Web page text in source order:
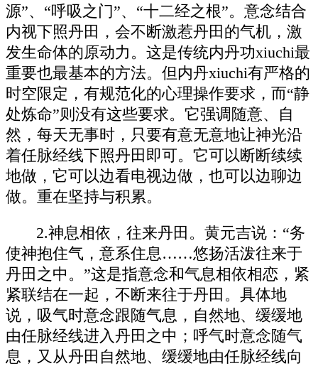
源”、“呼吸之门”、“十二经之根”。意念结合
内视下照丹田，会不断激惹丹田的气机，激
发生命体的原动力。这是传统内丹功xiuchi最
重要也最基本的方法。但内丹xiuchi有严格的
时空限定，有规范化的心理操作要求，而“静
处炼命”则没有这些要求。它强调随意、自
然，每天无事时，只要有意无意地让神光沿
着任脉经线下照丹田即可。它可以断断续续
地做，它可以边看电视边做，也可以边聊边
做。重在坚持与积累。
2.神息相依，往来丹田。黄元吉说：“务
使神抱住气，意系住息……悠扬活泼往来于
丹田之中。”这是指意念和气息相依相恋，紧
紧联结在一起，不断来往于丹田。具体地
说，吸气时意念跟随气息，自然地、缓缓地
由任脉经线进入丹田之中；呼气时意念随气
息，又从丹田自然地、缓缓地由任脉经线向